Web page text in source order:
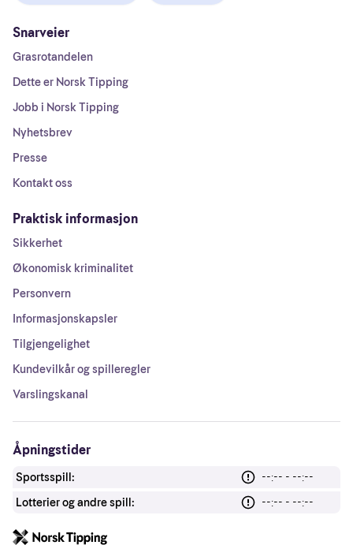
Snarveier
Grasrotandelen
Dette er Norsk Tipping
Jobb i Norsk Tipping
Nyhetsbrev
Presse
Kontakt oss
Praktisk informasjon
Sikkerhet
Økonomisk kriminalitet
Personvern
Informasjonskapsler
Tilgjengelighet
Kundevilkår og spilleregler
Varslingskanal
Åpningstider
Sportsspill:
--:-- - --:--
Lotterier og andre spill:
--:-- - --:--